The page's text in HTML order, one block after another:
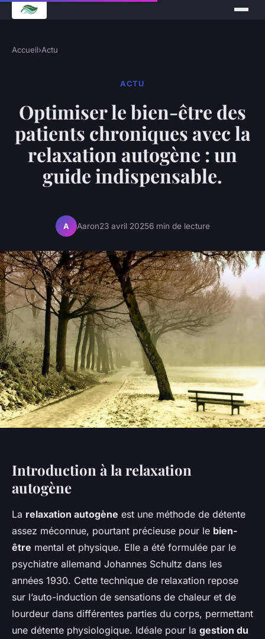
Accueil›Actu
ACTU
Optimiser le bien-être des
patients chroniques avec la
relaxation autogène : un
guide indispensable.
A Aaron23 avril 20256 min de lecture
Introduction à la relaxation
autogène
La relaxation autogène est une méthode de détente
assez méconnue, pourtant précieuse pour le bien-
être mental et physique. Elle a été formulée par le
psychiatre allemand Johannes Schultz dans les
années 1930. Cette technique de relaxation repose
sur l’auto-induction de sensations de chaleur et de
lourdeur dans différentes parties du corps, permettant
une détente physiologique. Idéale pour la gestion du